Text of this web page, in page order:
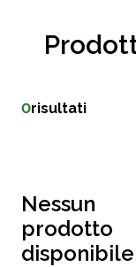
0risultati
Nessun
prodotto
disponibile